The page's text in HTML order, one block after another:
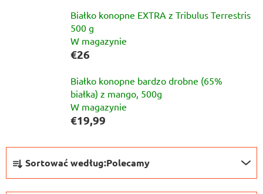
Białko konopne EXTRA z Tribulus Terrestris
500 g
W magazynie
€26
Białko konopne bardzo drobne (65%
białka) z mango, 500g
W magazynie
€19,99
o
r
Sortować według:Polecamy